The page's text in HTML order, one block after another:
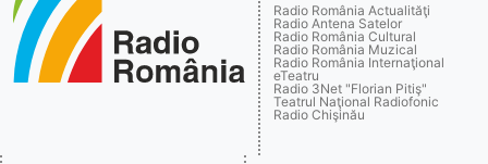
Radio România Actualităţi
Radio Antena Satelor
Radio România Cultural
Radio România Muzical
Radio România Internaţional
eTeatru
Radio 3Net "Florian Pitiş"
Teatrul Naţional Radiofonic
Radio Chişinău